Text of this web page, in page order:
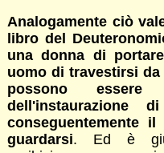
Analogamente ciò
libro del
una donna di
uomo di travestirsi
possono
conseguentemente
guardarsi. Ed è